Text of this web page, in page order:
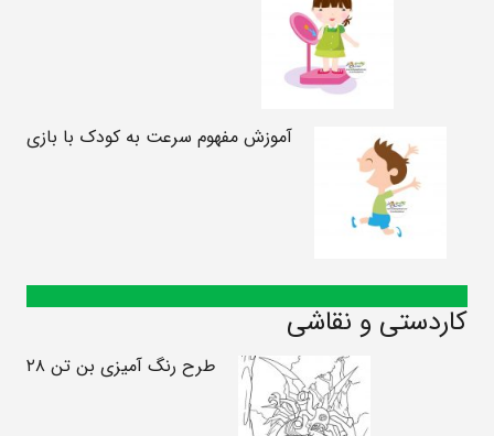
آموزش مفهوم سرعت به کودک با بازی
کاردستی و نقاشی
طرح رنگ آمیزی بن تن ۲۸